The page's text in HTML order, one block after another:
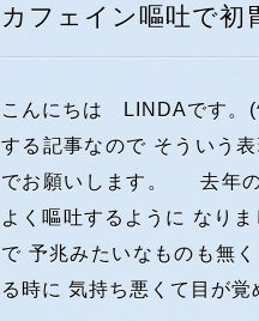
カフェイン嘔吐で初
こんにちは LINDAです
する記事なので そういう
でお願いします。 去年の
よく嘔吐するように なり
で 予兆みたいなものも無
る時に 気持ち悪くて目が覚